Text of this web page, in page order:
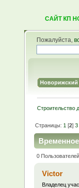
САЙТ КП
Пожалуйста,
Строительство
Страницы:1 [2]3
0
Victor
Владелец